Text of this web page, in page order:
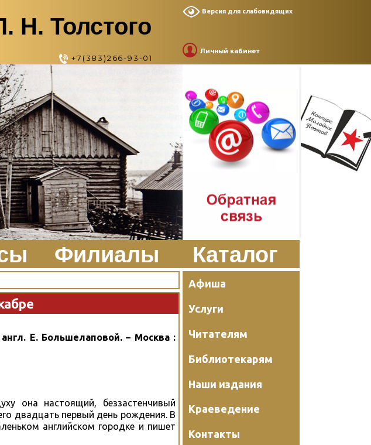
Н. Толстого
+7(383)266-93-01
Версия для слабовидящих
Личный кабинет
Филиалы Каталог
Е. Большелаповой. – Москва :
она настоящий, беззастенчивый
двадцать первый день рождения. В
английском городке и пишет
Афиша
Услуги
Читателям
Библиотекарям
Наши издания
Краеведение
Контакты